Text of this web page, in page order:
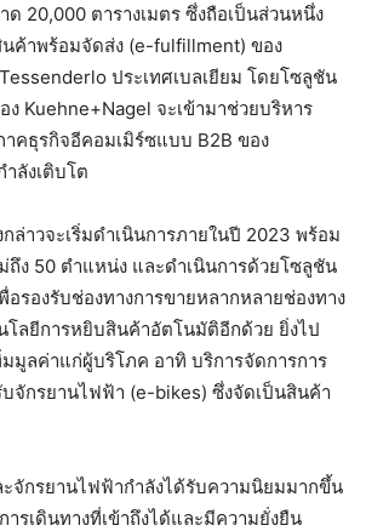
20,000 ตารางเมตร ซึ่งถือเป็นส่วนหนึ่ง
ค้าพร้อมจัดส่ง (e-fulfillment) ของ
ประเทศเบลเยียม โดยโซลูชัน
Kuehne+Nagel จะเข้ามาช่วยบริหาร
คธุรกิจอีคอมเมิร์ซแบบ B2B ของ
ลังเติบโต
ล่าวจะเริ่มดำเนินการภายในปี 2023 พร้อม
ถึง 50 ตำแหน่ง และดำเนินการด้วยโซลูชัน
รองรับช่องทางการขายหลากหลายช่องทาง
โลยีการหยิบสินค้าอัตโนมัติอีกด้วย ยิ่งไป
มมูลค่าแก่ผู้บริโภค อาทิ บริการจัดการการ
จักรยานไฟฟ้า (e-bikes) ซึ่งจัดเป็นสินค้า
ะจักรยานไฟฟ้ากำลังได้รับความนิยมมากขึ้น
ารเดินทางที่เข้าถึงได้และมีความยั่งยืน